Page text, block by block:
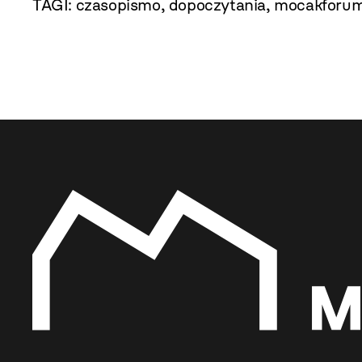
TAGI: czasopismo, dopoczytania,